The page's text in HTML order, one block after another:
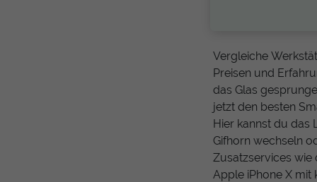
Vergleiche
Preisen und
das Glas
jetzt den besten
Hier kannst du das
Gifhorn wechseln
Zusatzservices wie
Apple iPhone X